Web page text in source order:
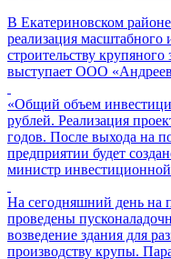
В Екатериновском
реализация масштабного
строительству
выступает ООО
«Общий объем
рублей. Реализация
годов. После выхода на
предприятии будет
министр
На сегодняшний день на
проведены
возведение здания для
производству крупы.